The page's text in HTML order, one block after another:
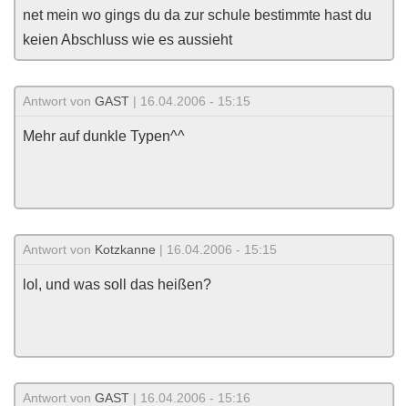
net mein wo gings du da zur schule bestimmte hast du
keien Abschluss wie es aussieht
Antwort von GAST | 16.04.2006 - 15:15
Mehr auf dunkle Typen^^
Antwort von Kotzkanne | 16.04.2006 - 15:15
lol, und was soll das heißen?
Antwort von GAST | 16.04.2006 - 15:16